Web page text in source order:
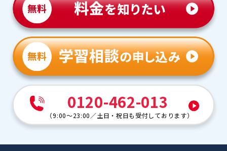
0120-462-013
（9:00～23:00 ／土日・祝日も受付しております）